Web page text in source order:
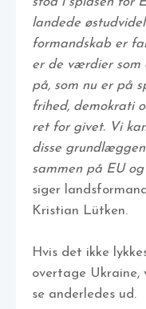
landede
formandskab er
er de værdier som
på, som nu er på
frihed, demokrati
ret for givet. Vi
disse
sammen på EU
siger
Kristian Lütken.
Hvis det ikke
overtage
se anderledes ud.